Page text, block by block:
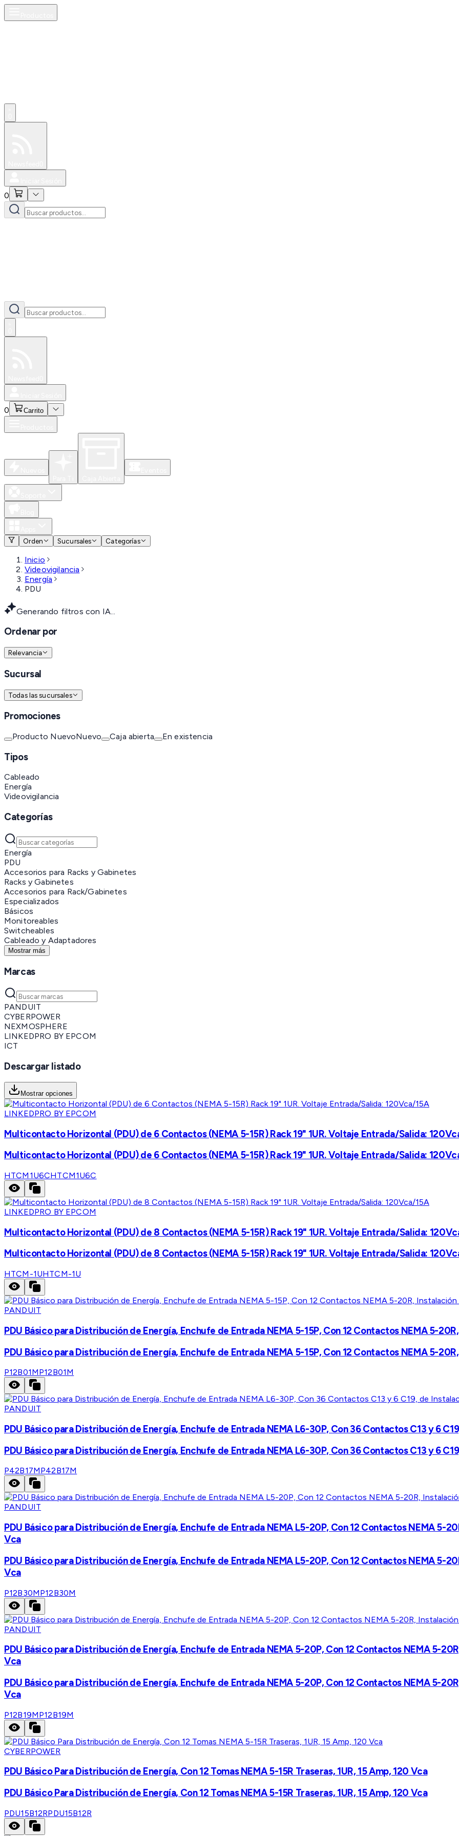
0
0 Carrito
Orden
Sucursales Categorías
Inicio
Videovigilancia
Energía
PDU
Generando filtros con IA...
Ordenar por
Relevancia
Sucursal
Todas las sucursales
Promociones
Producto NuevoNuevo Caja abierta En existencia
Tipos
Cableado
Energía
Videovigilancia
Categorías
Energía
PDU
Accesorios para Racks y Gabinetes
Racks y Gabinetes
Accesorios para Rack/Gabinetes
Especializados
Básicos
Monitoreables
Switcheables
Cableado y Adaptadores
Mostrar más
Marcas
PANDUIT
CYBERPOWER
NEXMOSPHERE
LINKEDPRO BY EPCOM
ICT
Descargar listado
Mostrar opciones
LINKEDPRO BY EPCOM
Multicontacto Horizontal (PDU) de 6 Contactos (NEMA 5-15R) Rack 19" 1UR. Voltaje Entrada/Salida:
Multicontacto Horizontal (PDU) de 6 Contactos (NEMA 5-15R) Rack 19" 1UR. Voltaje Entrada/Salida:
HTCM1U6CHTCM1U6C
LINKEDPRO BY EPCOM
Multicontacto Horizontal (PDU) de 8 Contactos (NEMA 5-15R) Rack 19" 1UR. Voltaje Entrada/Salida:
Multicontacto Horizontal (PDU) de 8 Contactos (NEMA 5-15R) Rack 19" 1UR. Voltaje Entrada/Salida:
HTCM-1UHTCM-1U
PANDUIT
PDU Básico para Distribución de Energía, Enchufe de Entrada NEMA 5-15P, Con 12 Contactos NEMA 5-
PDU Básico para Distribución de Energía, Enchufe de Entrada NEMA 5-15P, Con 12 Contactos NEMA 5-
P12B01MP12B01M
PANDUIT
PDU Básico para Distribución de Energía, Enchufe de Entrada NEMA L6-30P, Con 36 Contactos C13 y 6
PDU Básico para Distribución de Energía, Enchufe de Entrada NEMA L6-30P, Con 36 Contactos C13 y 6
P42B17MP42B17M
PANDUIT
PDU Básico para Distribución de Energía, Enchufe de Entrada NEMA L5-20P, Con 12 Contactos NEMA 5-
Vca
PDU Básico para Distribución de Energía, Enchufe de Entrada NEMA L5-20P, Con 12 Contactos NEMA 5-
Vca
P12B30MP12B30M
PANDUIT
PDU Básico para Distribución de Energía, Enchufe de Entrada NEMA 5-20P, Con 12 Contactos NEMA 5-
Vca
PDU Básico para Distribución de Energía, Enchufe de Entrada NEMA 5-20P, Con 12 Contactos NEMA 5-
Vca
P12B19MP12B19M
CYBERPOWER
PDU Básico Para Distribución de Energía, Con 12 Tomas NEMA 5-15R Traseras, 1UR, 15 Amp, 120 Vca
PDU Básico Para Distribución de Energía, Con 12 Tomas NEMA 5-15R Traseras, 1UR, 15 Amp, 120 Vca
PDU15B12RPDU15B12R